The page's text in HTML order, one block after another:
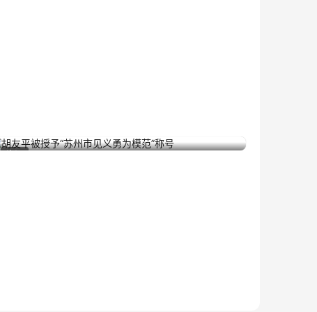
胡友平被授予“苏州市见义勇为模范”称号
2024年7月2日